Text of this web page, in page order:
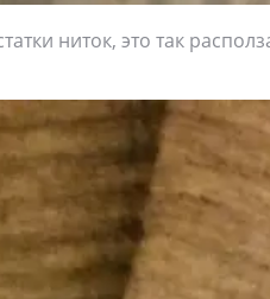
ниток, это так